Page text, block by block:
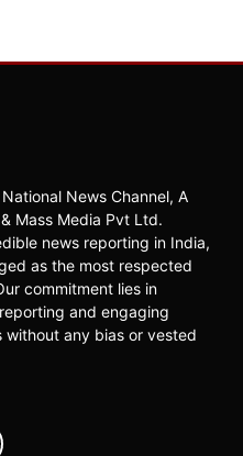
News Channel, A
Mass Media Pvt Ltd.
news reporting in India,
as the most respected
commitment lies in
and engaging
without any bias or vested